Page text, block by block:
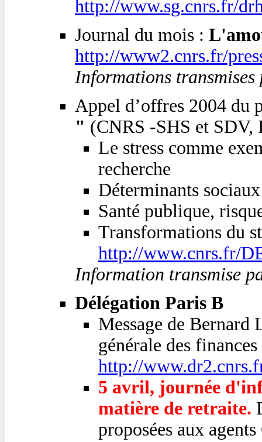
http://www.sg.cnrs.fr/
Journal du mois :
http://www2.cnrs.fr/
Informations
Appel d’offres 2004 du
" (CNRS -SHS et
Le stress comme
recherche
Déterminants
Santé publique,
Transformations du
http://www.cnrs.fr/
Information transmise
Délégation Paris B
Message de Bernard
générale des
http://
5 avril, journée
matière de retraite.
proposées aux